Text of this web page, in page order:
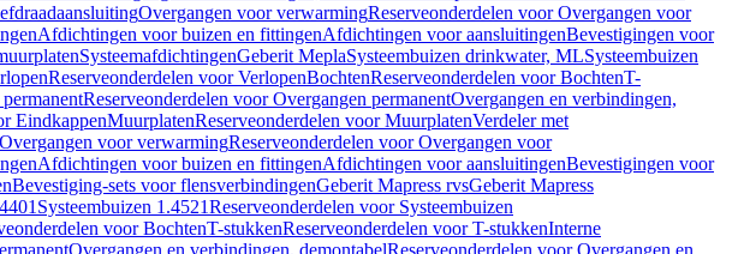
Overgangen voor verwarmingReserveonderdelen voor Overgangen voor
Afdichtingen voor buizen en fittingenAfdichtingen voor aansluitingenBevestigingen voor
SysteemafdichtingenGeberit MeplaSysteembuizen drinkwater, MLSysteembuizen
Reserveonderdelen voor VerlopenBochtenReserveonderdelen voor BochtenT-
Reserveonderdelen voor Overgangen permanentOvergangen en verbindingen,
EindkappenMuurplatenReserveonderdelen voor MuurplatenVerdeler met
Overgangen voor verwarmingReserveonderdelen voor Overgangen voor
Afdichtingen voor buizen en fittingenAfdichtingen voor aansluitingenBevestigingen voor
Bevestiging-sets voor flensverbindingenGeberit Mapress rvsGeberit Mapress
Systeembuizen 1.4521Reserveonderdelen voor Systeembuizen
voor BochtenT-stukkenReserveonderdelen voor T-stukkenInterne
Overgangen en verbindingen, demontabelReserveonderdelen voor Overgangen en